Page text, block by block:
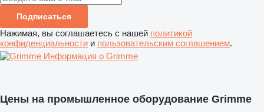
Подписаться
Нажимая, вы соглашаетесь с нашей политикой
конфиденциальности и пользовательским соглашением.
Информация о Grimme
Цены на промышленное оборудование Grimme